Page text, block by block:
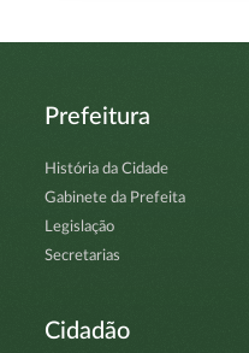
Prefeitura
História da Cidade
Gabinete da Prefeita
Legislação
Secretarias
Cidadão